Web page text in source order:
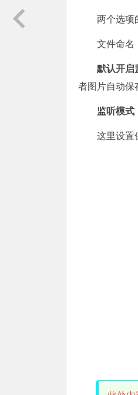
两个选项
文件命名
默认开启
者图片自动保
监听模式
这里设置